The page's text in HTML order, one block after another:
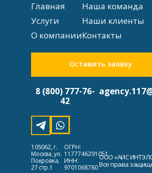
8 (800) 777-76-
42
Оставить заявку
105062, г.
Москва, ул.
Покровка,
27 стр.1
ОГРН:
1177746291051
ИНН:
9701068780
ООО «АИС
Все права
Главная
Услуги
О компании
Наша команда
Наши клиенты
Контакты